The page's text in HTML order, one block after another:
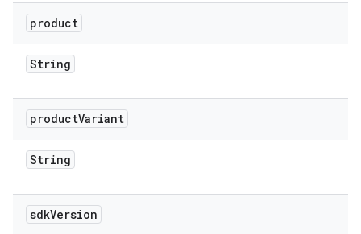
product
String
productVariant
String
sdkVersion